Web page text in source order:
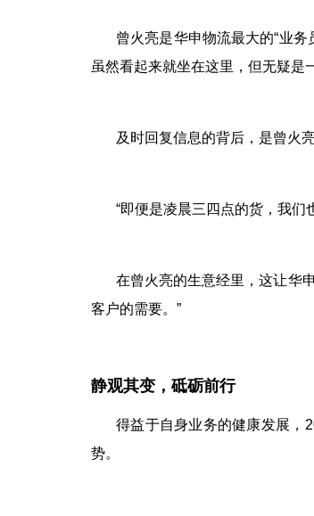
曾火亮是华申物流最大的“业务
虽然看起来就坐在这里，但无疑是
及时回复信息的背后，是曾火
“即便是凌晨三四点的货，我
在曾火亮的生意经里，这让华
客户的需要。”
静观其变，砥砺前行
得益于自身业务的健康发展，
势。